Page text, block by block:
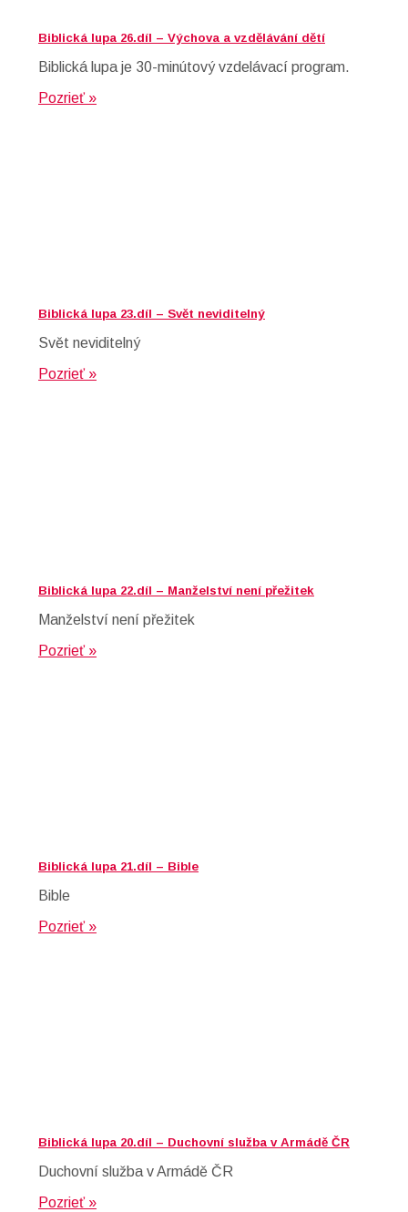
Biblická lupa 26.díl – Výchova a vzdělávání dětí
Biblická lupa je 30-minútový vzdelávací program.
Pozrieť »
Biblická lupa 23.díl – Svět neviditelný
Svět neviditelný
Pozrieť »
Biblická lupa 22.díl – Manželství není přežitek
Manželství není přežitek
Pozrieť »
Biblická lupa 21.díl – Bible
Bible
Pozrieť »
Biblická lupa 20.díl – Duchovní služba v Armádě ČR
Duchovní služba v Armádě ČR
Pozrieť »